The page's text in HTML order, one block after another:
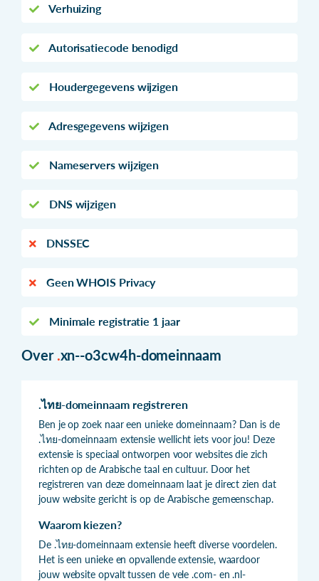
Verhuizing
Autorisatiecode benodigd
Houdergegevens wijzigen
Adresgegevens wijzigen
Nameservers wijzigen
DNS wijzigen
DNSSEC
Geen WHOIS Privacy
Minimale registratie 1 jaar
Over .xn--o3cw4h-domeinnaam
.ไทย-domeinnaam registreren
Ben je op zoek naar een unieke domeinnaam? Dan is de
.ไทย-domeinnaam extensie wellicht iets voor jou! Deze
extensie is speciaal ontworpen voor websites die zich
richten op de Arabische taal en cultuur. Door het
registreren van deze domeinnaam laat je direct zien dat
jouw website gericht is op de Arabische gemeenschap.
Waarom kiezen?
De .ไทย-domeinnaam extensie heeft diverse voordelen.
Het is een unieke en opvallende extensie, waardoor
jouw website opvalt tussen de vele .com- en .nl-